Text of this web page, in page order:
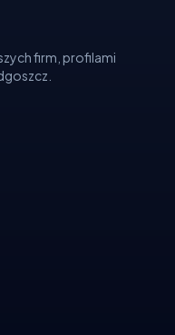
firm, profilami